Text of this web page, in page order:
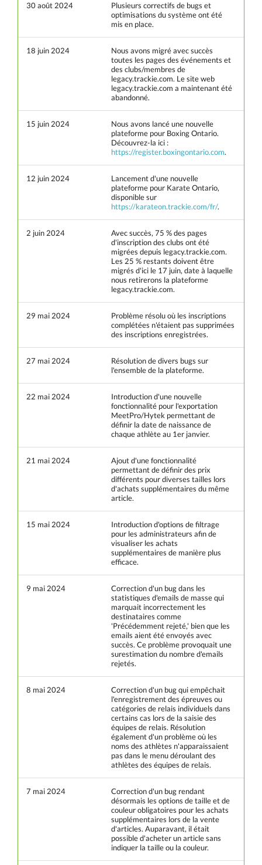
30 août 2024
Plusieurs correctifs de bugs et
optimisations du système ont été
mis en place.
18 juin 2024
Nous avons migré avec succès
toutes les pages des événements et
des clubs/membres de
legacy.trackie.com. Le site web
legacy.trackie.com a maintenant été
abandonné.
15 juin 2024
Nous avons lancé une nouvelle
plateforme pour Boxing Ontario.
Découvrez-la ici :
https://register.boxingontario.com.
12 juin 2024
Lancement d'une nouvelle
plateforme pour Karate Ontario,
disponible sur
https://karateon.trackie.com/fr/.
2 juin 2024
Avec succès, 75 % des pages
d'inscription des clubs ont été
migrées depuis legacy.trackie.com.
Les 25 % restants doivent être
migrés d'ici le 17 juin, date à laquelle
nous retirerons la plateforme
legacy.trackie.com.
29 mai 2024
Problème résolu où les inscriptions
complétées n'étaient pas supprimées
des inscriptions enregistrées.
27 mai 2024
Résolution de divers bugs sur
l'ensemble de la plateforme.
22 mai 2024
Introduction d'une nouvelle
fonctionnalité pour l'exportation
MeetPro/Hytek permettant de
définir la date de naissance de
chaque athlète au 1er janvier.
21 mai 2024
Ajout d'une fonctionnalité
permettant de définir des prix
différents pour diverses tailles lors
d'achats supplémentaires du même
article.
15 mai 2024
Introduction d'options de filtrage
pour les administrateurs afin de
visualiser les achats
supplémentaires de manière plus
efficace.
9 mai 2024
Correction d'un bug dans les
statistiques d'emails de masse qui
marquait incorrectement les
destinataires comme
'Précédemment rejeté,' bien que les
emails aient été envoyés avec
succès. Ce problème provoquait une
surestimation du nombre d'emails
rejetés.
8 mai 2024
Correction d'un bug qui empêchait
l'enregistrement des épreuves ou
catégories de relais individuels dans
certains cas lors de la saisie des
équipes de relais. Résolution
également d'un problème où les
noms des athlètes n'apparaissaient
pas dans le menu déroulant des
athlètes des équipes de relais.
7 mai 2024
Correction d'un bug rendant
désormais les options de taille et de
couleur obligatoires pour les achats
supplémentaires lors de la vente
d'articles. Auparavant, il était
possible d'acheter un article sans
indiquer la taille ou la couleur.